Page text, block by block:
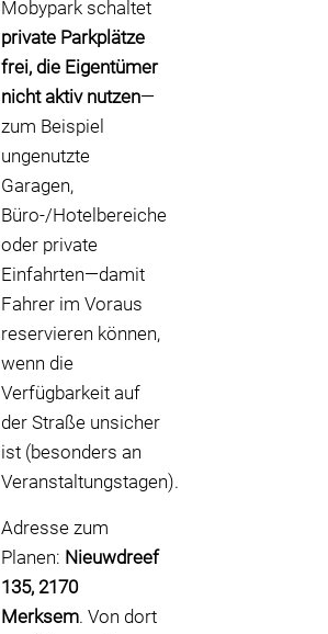
Mobypark schaltet
private Parkplätze
frei, die Eigentümer
nicht aktiv nutzen—
zum Beispiel
ungenutzte
Garagen,
Büro-/Hotelbereiche
oder private
Einfahrten—damit
Fahrer im Voraus
reservieren können,
wenn die
Verfügbarkeit auf
der Straße unsicher
ist (besonders an
Veranstaltungstagen).
Adresse zum
Planen: Nieuwdreef
135, 2170
Merksem. Von dort